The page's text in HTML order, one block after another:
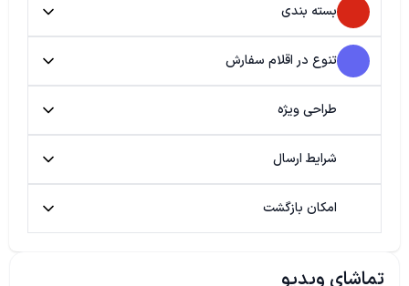
بسته بندی
تنوع در اقلام سفارش
طراحی ویژه
شرایط ارسال
امکان بازگشت
تماشای ویدیو